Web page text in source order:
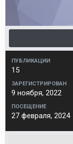
ПУБЛИКАЦИИ
15
ЗАРЕГИСТРИРОВАН
9 ноября, 2022
ПОСЕЩЕНИЕ
27 февраля, 2024